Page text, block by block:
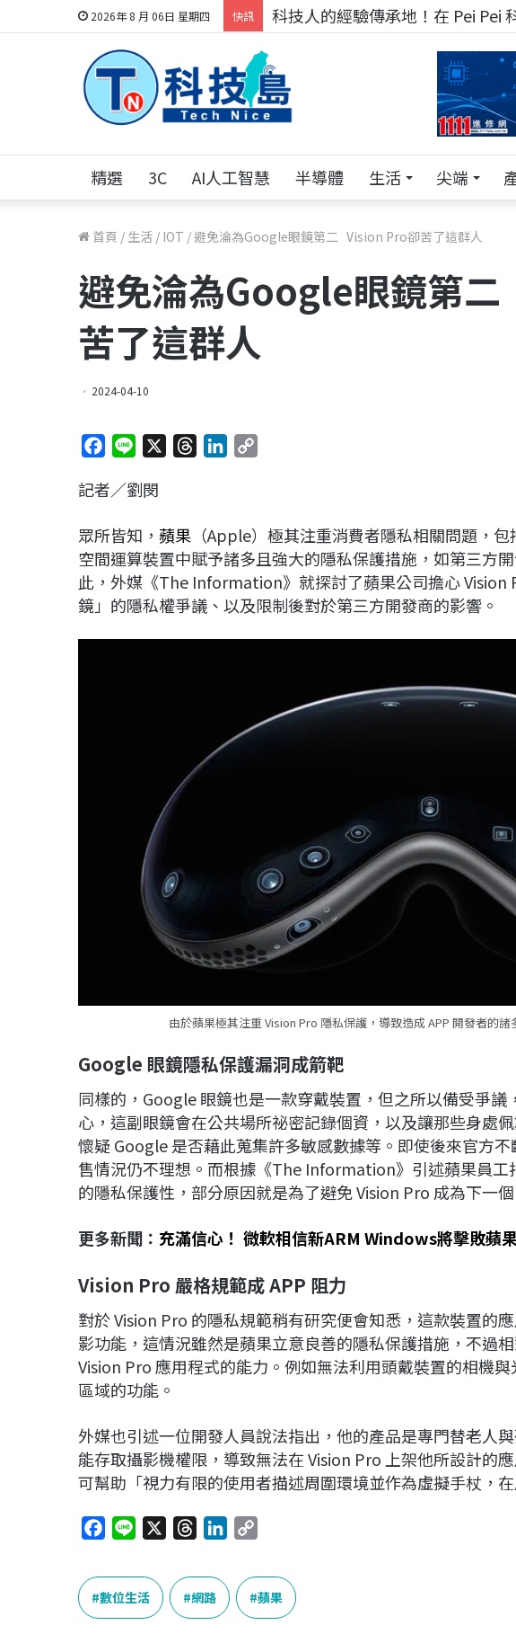
2026年 8 月 06日 星期四 快訊 科技人的經驗傳承地！在 Pei Pei
精選 3C AI人工智慧 半導體 生活 尖端
首頁 / 生活 / IOT /避免淪為Google眼鏡第二 Vision Pro卻苦了這群人
避免淪為Google眼鏡第
苦了這群人
2024-04-10
c
b
o
o
k
n
a
d
s
e
d
I
n
i
n
k
記者／劉閔
眾所皆知， 蘋果 （Apple）極其注重消費者隱私相關問題，包
空間運算裝置中賦予諸多且強大的隱私保護措施，如第三方
此，外媒《The Information》就探討了蘋果公司擔心 Vision
鏡」的隱私權爭議、以及限制後對於第三方開發商的影響。
由於蘋果極其注重 Vision Pro 隱私保護，導致造成 APP 開發者的諸
Google 眼鏡隱私保護漏洞成箭靶
同樣的，Google 眼鏡也是一款穿戴裝置，但之所以備受爭
心，這副眼鏡會在公共場所祕密記錄個資，以及讓那些身處
懷疑 Google 是否藉此蒐集許多敏感數據等。即使後來官方
售情況仍不理想。而根據《The Information》引述蘋果員工
的隱私保護性，部分原因就是為了避免 Vision Pro 成為下一
更多新聞： 充滿信心！ 微軟相信新ARM Windows將擊敗蘋果
Vision Pro 嚴格規範成 APP 阻力
對於 Vision Pro 的隱私規範稍有研究便會知悉，這款裝置的
影功能，這情況雖然是蘋果立意良善的隱私保護措施，不過
Vision Pro 應用程式的能力。例如無法利用頭戴裝置的相機
區域的功能。
外媒也引述一位開發人員說法指出，他的產品是專門替老人
能存取攝影機權限，導致無法在 Vision Pro 上架他所設計的
可幫助「視力有限的使用者描述周圍環境並作為虛擬手杖，
c
e
b
n
e
r
e
a
k
p
y
L
數位生活 網路 蘋果